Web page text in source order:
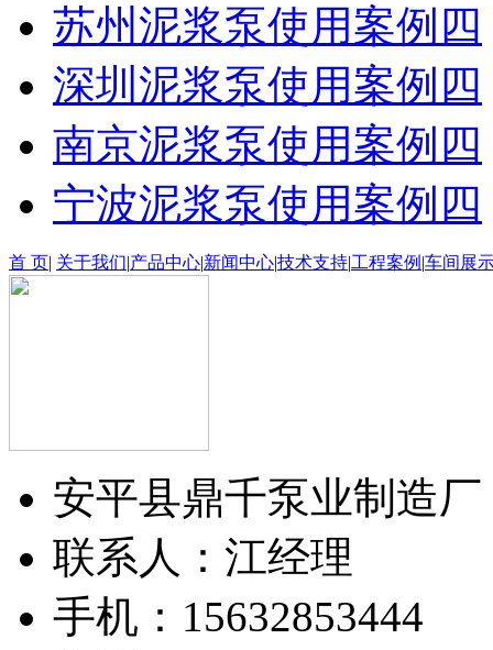
苏州泥浆泵使用案例四
深圳泥浆泵使用案例四
南京泥浆泵使用案例四
宁波泥浆泵使用案例四
首 页| 关于我们|产品中心|新闻中心|技术支持|工程案例 |车间展
安平县鼎千泵业制造厂
联系人：江经理
手机：15632853444